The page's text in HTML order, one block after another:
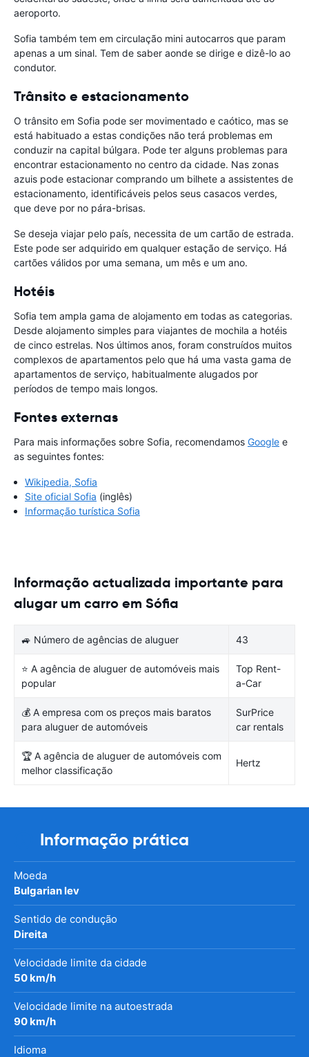
aeroporto.
Sofia também tem em circulação mini autocarros que param
apenas a um sinal. Tem de saber aonde se dirige e dizê-lo ao
condutor.
Trânsito e estacionamento
O trânsito em Sofia pode ser movimentado e caótico, mas se
está habituado a estas condições não terá problemas em
conduzir na capital búlgara. Pode ter alguns problemas para
encontrar estacionamento no centro da cidade. Nas zonas
azuis pode estacionar comprando um bilhete a assistentes de
estacionamento, identificáveis pelos seus casacos verdes,
que deve por no pára-brisas.
Se deseja viajar pelo país, necessita de um cartão de estrada.
Este pode ser adquirido em qualquer estação de serviço. Há
cartões válidos por uma semana, um mês e um ano.
Hotéis
Sofia tem ampla gama de alojamento em todas as categorias.
Desde alojamento simples para viajantes de mochila a hotéis
de cinco estrelas. Nos últimos anos, foram construídos muitos
complexos de apartamentos pelo que há uma vasta gama de
apartamentos de serviço, habitualmente alugados por
períodos de tempo mais longos.
Fontes externas
Para mais informações sobre Sofia, recomendamos Google e
as seguintes fontes:
Wikipedia, Sofia
Site oficial Sofia (inglês)
Informação turística Sofia
Informação actualizada importante para
alugar um carro em Sófia
🚙 Número de agências de aluguer 43
⭐ A agência de aluguer de automóveis mais
popular
Top Rent-
a-Car
💰 A empresa com os preços mais baratos
para aluguer de automóveis
SurPrice
car rentals
🏆 A agência de aluguer de automóveis com
melhor classificação
Hertz
Informação prática
Moeda
Bulgarian lev
Sentido de condução
Direita
Velocidade limite da cidade
50 km/h
Velocidade limite na autoestrada
90 km/h
Idioma